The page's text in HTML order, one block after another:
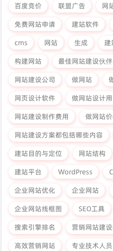
百度竞价
联盟广告 网
免费网站申请
建站软件
cms
网站 生成
构建网站
最佳网站建设伙伴
网站建设公司
做网站
网页设计软件
做网站设计
网站建设制作费用
做网站
网站建设方案都包括哪些内容
建站目的与定位
网站结构
建站平台
WordPress
企业网站优化
企业网站
企业网站线框图
SEO工具
搜索引擎排名
营销网站建
高效营销网站
专业技术人员